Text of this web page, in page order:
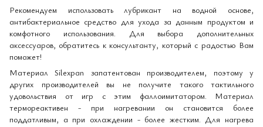
Рекомендуем использовать лубрикант на водной основе,
антибактериальное средство для ухода за данным продуктом и
комфотного использования. Для выбора дополнительных
аксессуаров, обратитесь к консультанту, который с радостью Вам
поможет!
Материал Silexpan запатентован производителем, поэтому у
других производителей вы не получите такого тактильного
удовольствия от игр с этим фаллоимитатором. Материал
термореактивен - при нагревании он становится более
поддатливым, а при охлаждении - более жестким. Для нагрева